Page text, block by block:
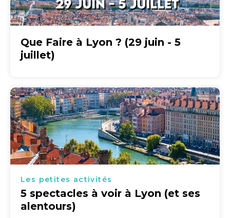
Que Faire à Lyon ? (29 juin - 5
juillet)
Les petites activités
5 spectacles à voir à Lyon (et ses
alentours)